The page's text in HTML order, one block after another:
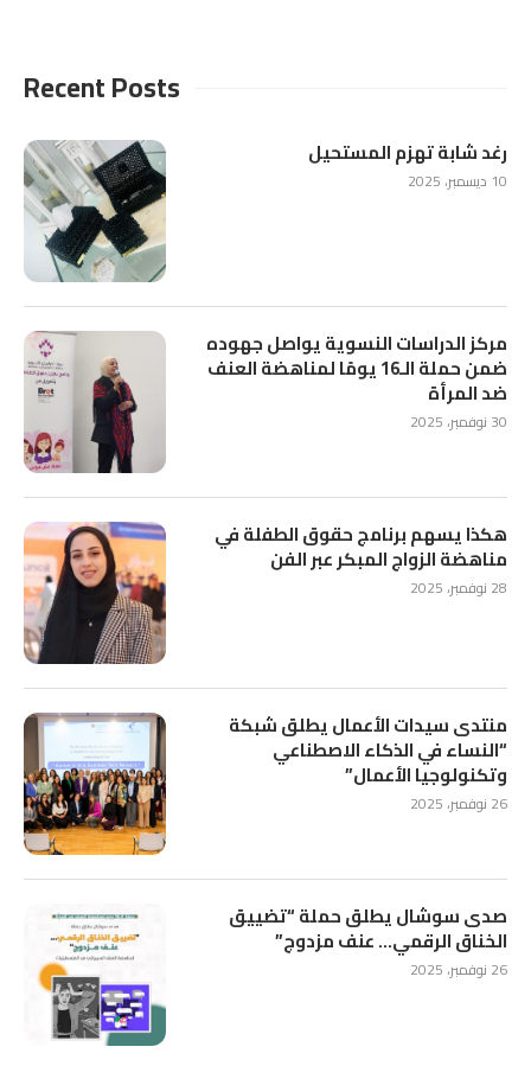
Recent Posts
رغد شابة تهزم المستحيل
10 ديسمبر، 2025
مركز الدراسات النسوية يواصل جهوده
ضمن حملة الـ16 يومًا لمناهضة العنف
ضد المرأة
30 نوفمبر، 2025
هكذا يسهم برنامج حقوق الطفلة في
مناهضة الزواج المبكر عبر الفن
28 نوفمبر، 2025
منتدى سيدات الأعمال يطلق شبكة
“النساء في الذكاء الاصطناعي
وتكنولوجيا الأعمال”
26 نوفمبر، 2025
صدى سوشال يطلق حملة “تضييق
الخناق الرقمي… عنف مزدوج”
26 نوفمبر، 2025